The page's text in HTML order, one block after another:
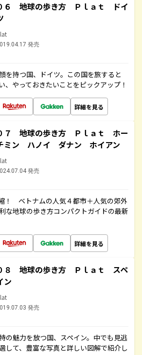
６ 地球の歩き方 Ｐｌａｔ ドイ
発売
を持つ国、ドイツ。この国を旅すると
、やっておきたいことをピックアップ！
詳細を見る
７ 地球の歩き方 Ｐｌａｔ ホー
ミン ハノイ ダナン ホイアン
発売
！ ベトナムの人気４都市＋人気の郊外
な地球の歩き方コンパクトガイドの最新
詳細を見る
８ 地球の歩き方 Ｐｌａｔ スペ
ン
発売
の魅力を放つ国、スペイン。中でも見逃
して、豊富な写真と詳しい図解で紹介し